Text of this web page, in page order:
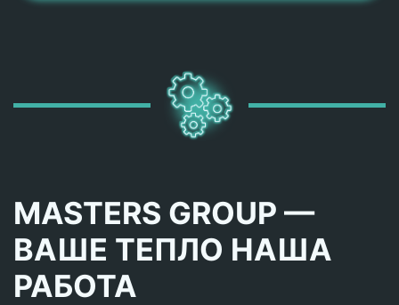
MASTERS GROUP —
ВАШЕ ТЕПЛО НАША
РАБОТА